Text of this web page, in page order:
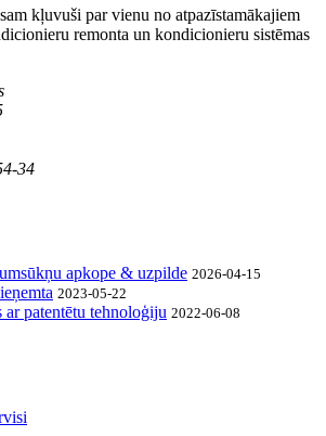
kļuvuši par vienu no atpazīstamākajiem
remonta un kondicionieru sistēmas
34
apkope & uzpilde 2026-04-15
2023-05-22
patentētu tehnoloģiju 2022-06-08